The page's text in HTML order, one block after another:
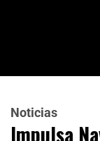
Noticias
Impulsa